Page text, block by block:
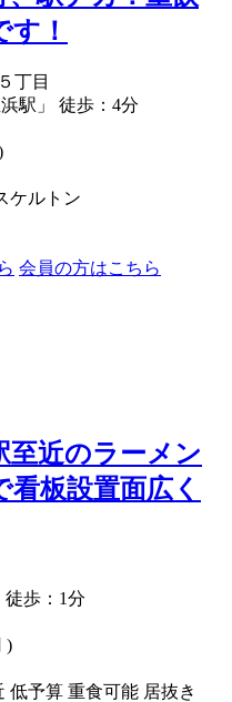
！
丁目
駅」 徒歩：4分
ケルトン
会員の方はこちら
至近のラーメン
板設置面広く
歩：1分
)
低予算 重食可能 居抜き